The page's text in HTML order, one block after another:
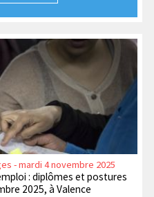
- mardi 4 novembre 2025
: diplômes et postures
2025, à Valence